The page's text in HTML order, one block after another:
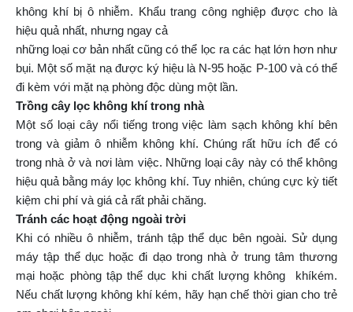
không khí bị ô nhiễm. Khẩu trang công nghiệp được cho là
hiệu quả nhất, nhưng ngay cả
những loại cơ bản nhất cũng có thể lọc ra các hạt lớn hơn như
bụi. Một số mặt nạ được ký hiệu là N-95 hoặc P-100 và có thể
đi kèm với mặt nạ phòng độc dùng một lần.
Trồng cây lọc không khí trong nhà
Một số loại cây nổi tiếng trong việc làm sạch không khí bên
trong và giảm ô nhiễm không khí. Chúng rất hữu ích để có
trong nhà ở và nơi làm việc. Những loại cây này có thể không
hiệu quả bằng máy lọc không khí. Tuy nhiên, chúng cực kỳ tiết
kiệm chi phí và giá cả rất phải chăng.
Tránh các hoạt động ngoài trời
Khi có nhiều ô nhiễm, tránh tập thể dục bên ngoài. Sử dụng
máy tập thể dục hoặc đi dạo trong nhà ở trung tâm thương
mại hoặc phòng tập thể dục khi chất lượng không khíkém.
Nếu chất lượng không khí kém, hãy hạn chế thời gian cho trẻ